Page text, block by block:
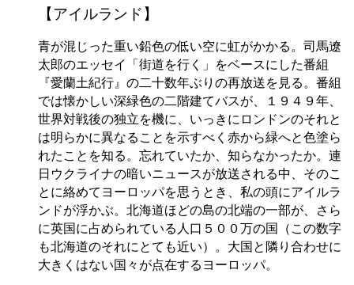
【アイルランド】
青が混じった重い鉛色の低い空に虹がかかる。司馬遼
太郎のエッセイ「街道を行く」をベースにした番組
『愛蘭土紀行』の二十数年ぶりの再放送を見る。番組
では懐かしい深緑色の二階建てバスが、１９４９年、
世界対戦後の独立を機に、いっきにロンドンのそれと
は明らかに異なることを示すべく赤から緑へと色塗ら
れたことを知る。忘れていたか、知らなかったか。連
日ウクライナの暗いニュースが放送される中、そのこ
とに絡めてヨーロッパを思うとき、私の頭にアイルラ
ンドが浮かぶ。北海道ほどの島の北端の一部が、さら
に英国に占められている人口５００万の国（この数字
も北海道のそれにとても近い）。大国と隣り合わせに
大きくはない国々が点在するヨーロッパ。